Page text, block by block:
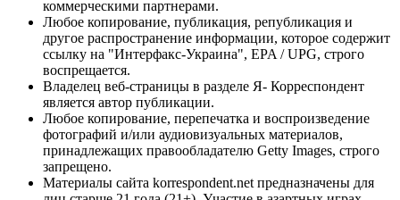
коммерческими партнерами.
Любое копирование, публикация, републикация и
другое распространение информации, которое содержит
ссылку на "Интерфакс-Украина", EPA / UPG, строго
воспрещается.
Владелец веб-страницы в разделе Я- Корреспондент
является автор публикации.
Любое копирование, перепечатка и воспроизведение
фотографий и/или аудиовизуальных материалов,
принадлежащих правообладателю Getty Images, строго
запрещено.
Материалы сайта korrespondent.net предназначены для